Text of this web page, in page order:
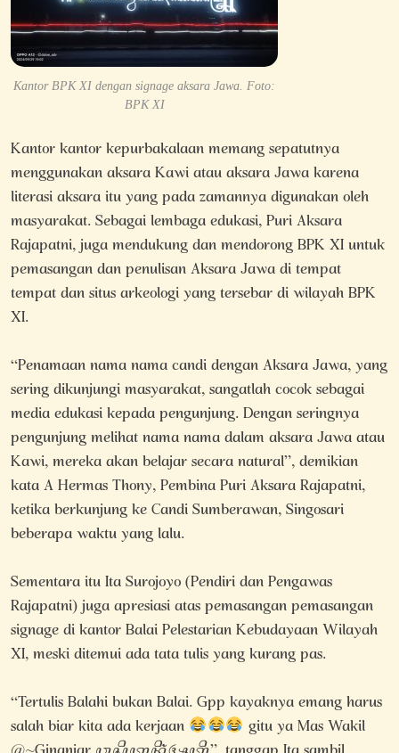
Kantor BPK XI dengan signage aksara Jawa. Foto:
BPK XI
Kantor kantor kepurbakalaan memang sepatutnya
menggunakan aksara Kawi atau aksara Jawa karena
literasi aksara itu yang pada zamannya digunakan oleh
masyarakat. Sebagai lembaga edukasi, Puri Aksara
Rajapatni, juga mendukung dan mendorong BPK XI untuk
pemasangan dan penulisan Aksara Jawa di tempat
tempat dan situs arkeologi yang tersebar di wilayah BPK
XI.
“Penamaan nama nama candi dengan Aksara Jawa, yang
sering dikunjungi masyarakat, sangatlah cocok sebagai
media edukasi kepada pengunjung. Dengan seringnya
pengunjung melihat nama nama dalam aksara Jawa atau
Kawi, mereka akan belajar secara natural”, demikian
kata A Hermas Thony, Pembina Puri Aksara Rajapatni,
ketika berkunjung ke Candi Sumberawan, Singosari
beberapa waktu yang lalu.
Sementara itu Ita Surojoyo (Pendiri dan Pengawas
Rajapatni) juga apresiasi atas pemasangan pemasangan
signage di kantor Balai Pelestarian Kebudayaan Wilayah
XI, meski ditemui ada tata tulis yang kurang pas.
“Tertulis Balahi bukan Balai. Gpp kayaknya emang harus
salah biar kita ada kerjaan gitu ya Mas Wakil